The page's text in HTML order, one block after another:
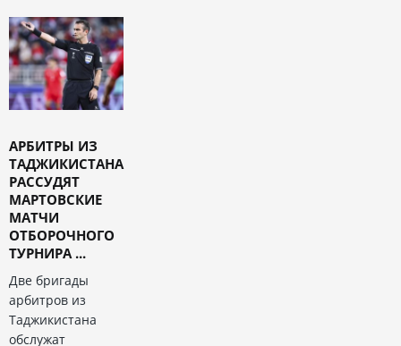
АРБИТРЫ ИЗ
ТАДЖИКИСТАНА
РАССУДЯТ
МАРТОВСКИЕ
МАТЧИ
ОТБОРОЧНОГО
ТУРНИРА ...
Две бригады
арбитров из
Таджикистана
обслужат